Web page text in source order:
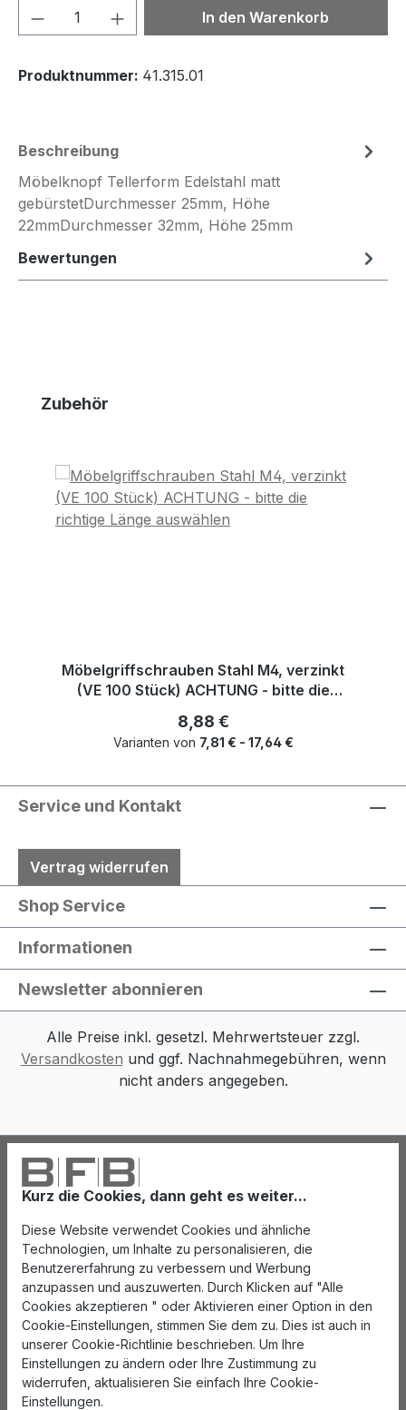
Kurz die Cookies, dann geht es weiter...
Diese Website verwendet Cookies und ähnliche
Technologien, um Inhalte zu personalisieren, die
Benutzererfahrung zu verbessern und Werbung
anzupassen und auszuwerten. Durch Klicken auf "Alle
Cookies akzeptieren " oder Aktivieren einer Option in den
Cookie-Einstellungen, stimmen Sie dem zu. Dies ist auch in
unserer Cookie-Richtlinie beschrieben. Um Ihre
Einstellungen zu ändern oder Ihre Zustimmung zu
widerrufen, aktualisieren Sie einfach Ihre Cookie-
Einstellungen.
Produkt Anzahl: Gib denIn den Warenkorb
Produktnummer: 41.315.01
Beschreibung
Möbelknopf Tellerform Edelstahl matt
gebürstetDurchmesser 25mm, Höhe
22mmDurchmesser 32mm, Höhe 25mm
Bewertungen
Produktgalerie überspringen
Zubehör
Möbelgriffschrauben Stahl M4, verzinkt
(VE 100 Stück) ACHTUNG - bitte die
Regulärer Preis:
8,88 €
Varianten von 7,81 € - 17,64 €
Service und Kontakt
Vertrag widerrufen
Shop Service
Informationen
Newsletter abonnieren
Alle Preise inkl. gesetzl. Mehrwertsteuer zzgl.
Versandkosten und ggf. Nachnahmegebühren, wenn
nicht anders angegeben.